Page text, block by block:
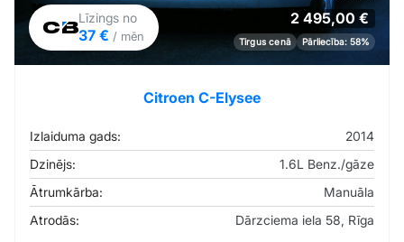
Līzings no
37 € / mēn
2 495,00 €
Tirgus cenā Pārliecība: 58%
Citroen C-Elysee
Izlaiduma gads:
2014
Dzinējs:
1.6L Benz./gāze
Ātrumkārba:
Manuāla
Atrodās:
Dārzciema iela 58, Rīga